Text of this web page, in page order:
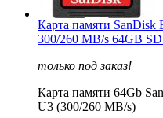
Карта памяти
300/260 MB/s 64GB
только под заказ!
Карта памяти 64Gb
U3 (300/260 MB/s)